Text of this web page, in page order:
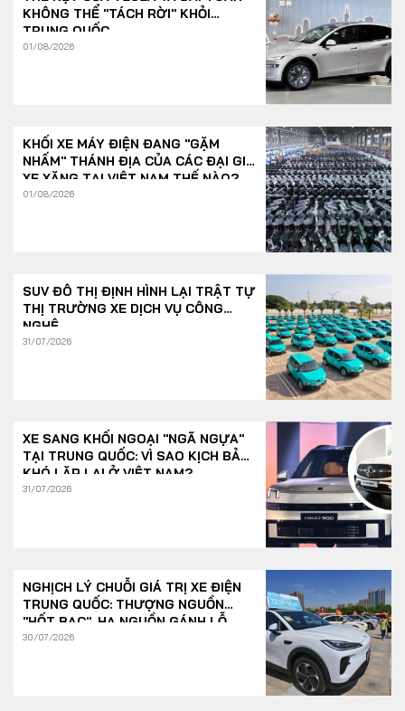
KHÔNG THỂ "TÁCH RỜI" KHỎI
TRUNG QUỐC
01/08/2026
KHỐI XE MÁY ĐIỆN ĐANG "GẶM
NHẤM" THÁNH ĐỊA CỦA CÁC ĐẠI GIA
XE XĂNG TẠI VIỆT NAM THẾ NÀO?
01/08/2026
SUV ĐÔ THỊ ĐỊNH HÌNH LẠI TRẬT TỰ
THỊ TRƯỜNG XE DỊCH VỤ CÔNG
NGHỆ
31/07/2026
XE SANG KHỐI NGOẠI "NGÃ NGỰA"
TẠI TRUNG QUỐC: VÌ SAO KỊCH BẢN
KHÓ LẶP LẠI Ở VIỆT NAM?
31/07/2026
NGHỊCH LÝ CHUỖI GIÁ TRỊ XE ĐIỆN
TRUNG QUỐC: THƯỢNG NGUỒN
"HỐT BẠC", HẠ NGUỒN GÁNH LỖ
30/07/2026